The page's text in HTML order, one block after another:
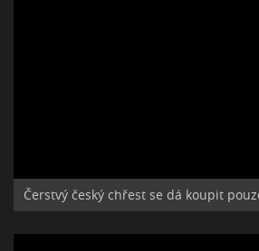
Čerstvý český chřest se dá koupit